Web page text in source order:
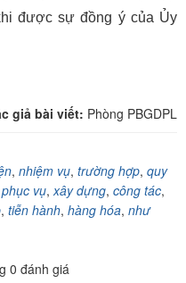
được sự đồng ý của Ủy
giả bài viết: Phòng PBGDPL
, nhiệm vụ, trường hợp, quy
phục vụ,xây dựng, công tác,
, tiễn hành, hàng hóa, như
0 đánh giá